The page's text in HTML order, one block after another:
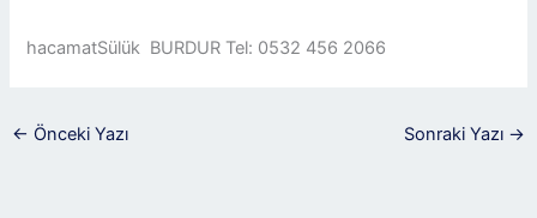
hacamatSülük BURDUR Tel: 0532 456 2066
← Önceki Yazı Sonraki Yazı →